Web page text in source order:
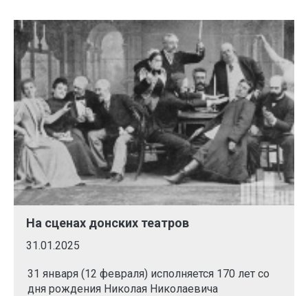
На сценах донских театров
31.01.2025
31 января (12 февраля) исполняется 170 лет со
дня рождения Николая Николаевича